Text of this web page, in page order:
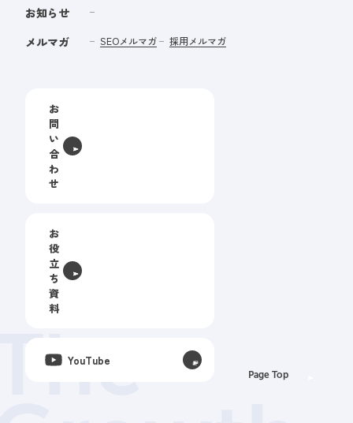
お知らせ
メルマガ
SEOメルマガ 採用メルマガ
お
問
い
合
わ
せ
お
役
立
ち
資
料
YouTube
Page Top